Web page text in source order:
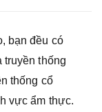
bạn đều có
truyền thống
thống cổ
vực ẩm thực.